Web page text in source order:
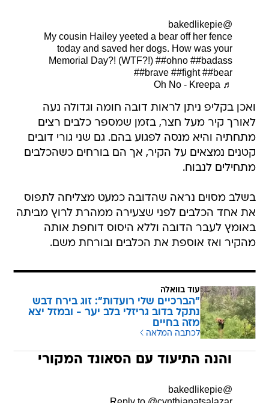
@bakedlikepie
My cousin Hailey yeeted a bear off her fence
today and saved her dogs. How was your
Memorial Day?! (WTF?!) ##ohno ##badass
##brave ##fight ##bear
♬ Oh No - Kreepa
ואכן בקליפ ניתן לראות דובה חומה וגדולה נעה
לאורך קיר מעל חצר, בזמן שמספר כלבים רצים
מתחתיה והיא מנסה לפגוע בהם. גם שני גורי דובים
קטנים נמצאים על הקיר, אך הם בורחים כשהכלבים
מתחילים לנבוח.
בשלב מסוים נראה שהדובה כמעט מצליחה לתפוס
את אחד הכלבים לפני שצעירה ממהרת לרוץ מביתה
באומץ לעבר הדובה וללא היסוס דוחפת אותה
מהקיר ואז אוספת את הכלבים ובורחת משם.
עוד בוואלה
"הברכיים שלי רועדות": זוג בירח דבש
נתקל בדוב גריזלי בלב יער - ובמזל יצא
מזה בחיים
לכתבה המלאה
והנה התיעוד עם הסאונד המקורי
@bakedlikepie